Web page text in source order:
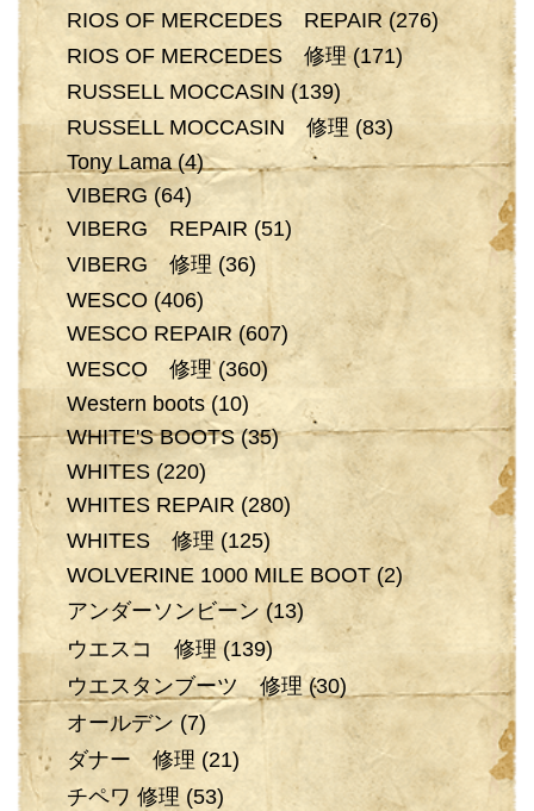
RIOS OF MERCEDES REPAIR(276)
RIOS OF MERCEDES 修理(171)
RUSSELL MOCCASIN (139)
RUSSELL MOCCASIN 修理 (83)
Tony Lama(4)
VIBERG (64)
VIBERG REPAIR (51)
VIBERG 修理 (36)
WESCO(406)
WESCO REPAIR (607)
WESCO 修理(360)
Western boots(10)
WHITE'S BOOTS(35)
WHITES(220)
WHITES REPAIR (280)
WHITES 修理 (125)
WOLVERINE 1000 MILE BOOT(2)
アンダーソンビーン (13)
ウエスコ 修理 (139)
ウエスタンブーツ 修理(30)
オールデン (7)
ダナー 修理 (21)
チペワ 修理 (53)